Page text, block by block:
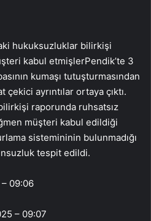
hukuksuzluklar bilirkişi
kabul etmişlerPendik’te 3
kumaşı tutuşturmasından
çekici ayrıntılar ortaya çıktı.
raporunda ruhsatsız
müşteri kabul edildiği
sistemininin bulunmadığı
tespit edildi.
09:06
– 09:07